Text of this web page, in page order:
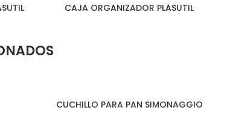
CAJA ORGANIZADOR PLASUTIL
CUCHILLO PARA PAN SIMONAGGIO